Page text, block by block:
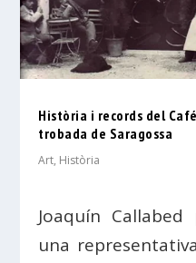
Història i records del
trobada de Saragossa
Art, Història
Joaquín
una